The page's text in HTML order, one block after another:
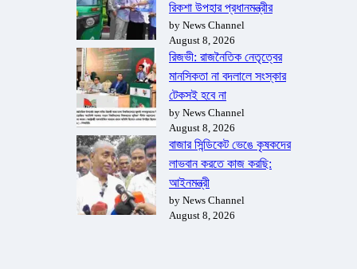
রিকশা উপহার প্রধানমন্ত্রীর
by News Channel
August 8, 2026
রিজভী: রাজনৈতিক নেতৃত্বের
মানসিকতা না বদলালে সংস্কার
টেকসই হবে না
by News Channel
August 8, 2026
বাজার সিন্ডিকেট ভেঙে কৃষকদের
লাভবান করতে কাজ করছি:
আইনমন্ত্রী
by News Channel
August 8, 2026